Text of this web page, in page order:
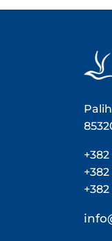
+382
+382